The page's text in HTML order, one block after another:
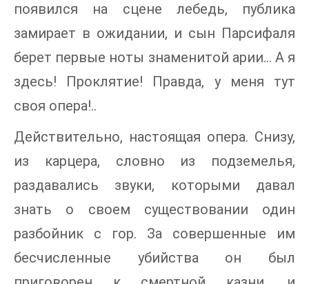
появился на сцене лебедь, публика
замирает в ожидании, и сын Парсифаля
берет первые ноты знаменитой арии… А я
здесь! Проклятие! Правда, у меня тут
своя опера!..
Действительно, настоящая опера. Снизу,
из карцера, словно из подземелья,
раздавались звуки, которыми давал
знать о своем существовании один
разбойник с гор. За совершенные им
бесчисленные убийства он был